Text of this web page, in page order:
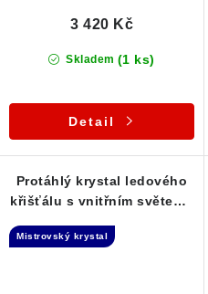
Skladem (1 ks)
3 420 Kč
Detail
Protáhlý krystal ledového
křišťálu s vnitřním světem -
Mistrovský krystal